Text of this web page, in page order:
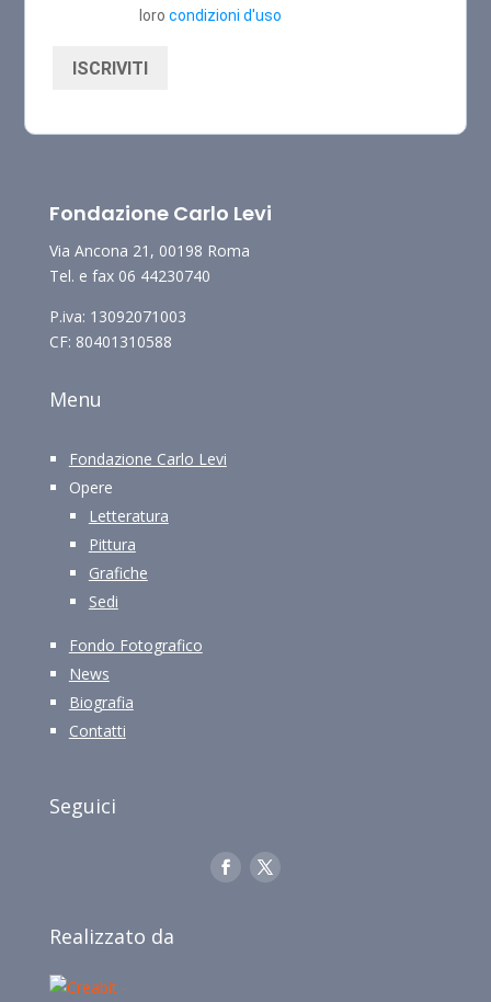
loro condizioni d'uso
ISCRIVITI
Fondazione Carlo Levi
Via Ancona 21, 00198 Roma
Tel. e fax 06 44230740
P.iva: 13092071003
CF: 80401310588
Menu
Fondazione Carlo Levi
Opere
Letteratura
Pittura
Grafiche
Sedi
Fondo Fotografico
News
Biografia
Contatti
Seguici
Realizzato da